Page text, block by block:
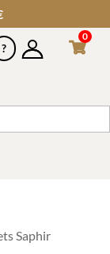
0
Saphir